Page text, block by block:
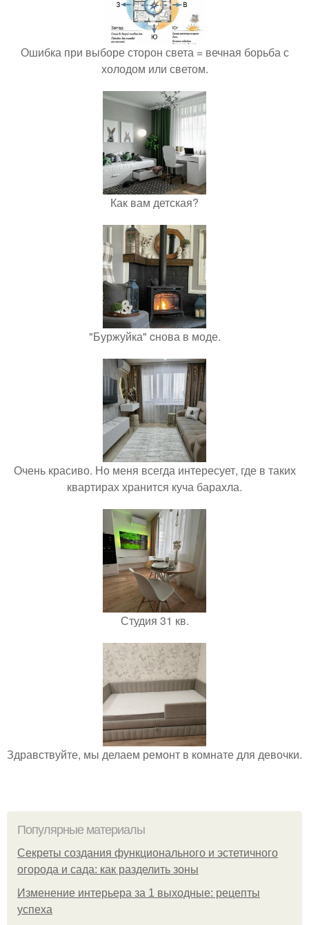
Ошибка при выборе сторон света = вечная борьба с
холодом или светом.
Как вам детская?
"Буржуйка" cнова в моде.
Очень красиво. Но меня всегда интересует, где в таких
квартирах хранится куча барахла.
Студия 31 кв.
Здравствуйте, мы делаем ремонт в комнате для девочки.
Популярные материалы
Секреты создания функционального и эстетичного
огорода и сада: как разделить зоны
Изменение интерьера за 1 выходные: рецепты
успеха